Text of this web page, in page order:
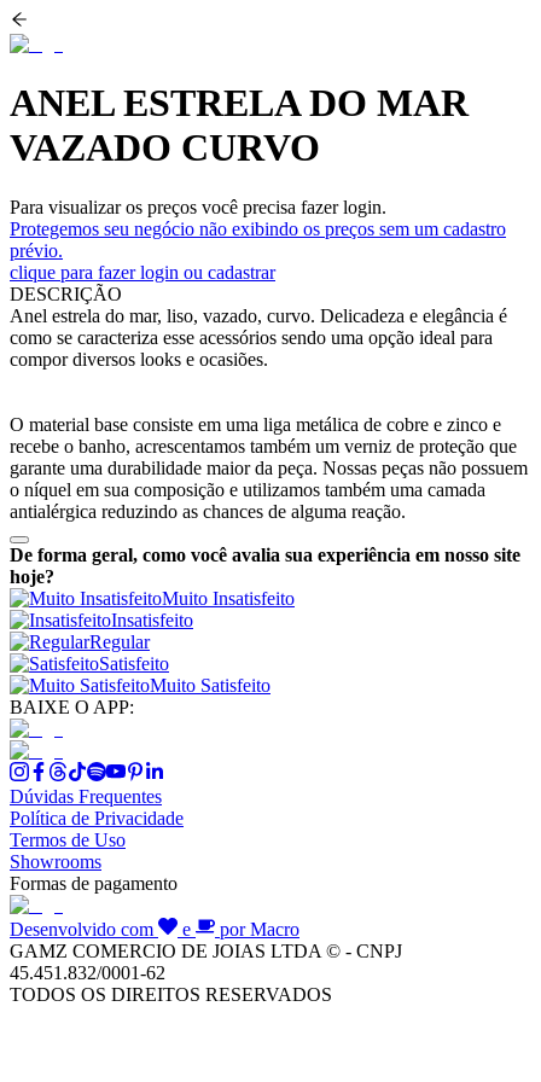
ANEL ESTRELA DO MAR
VAZADO CURVO
Para visualizar os preços você precisa fazer login.
Protegemos seu negócio não exibindo os preços sem um cadastro
prévio.
clique para fazer login ou cadastrar
DESCRIÇÃO
Anel estrela do mar, liso, vazado, curvo. Delicadeza e elegância é
como se caracteriza esse acessórios sendo uma opção ideal para
compor diversos looks e ocasiões.
O material base consiste em uma liga metálica de cobre e zinco e
recebe o banho, acrescentamos também um verniz de proteção que
garante uma durabilidade maior da peça. Nossas peças não possuem
o níquel em sua composição e utilizamos também uma camada
antialérgica reduzindo as chances de alguma reação.
De forma geral, como você avalia sua experiência em nosso site
hoje?
Muito Insatisfeito
Insatisfeito
Regular
Satisfeito
Muito Satisfeito
BAIXE O APP:
Dúvidas Frequentes
Política de Privacidade
Termos de Uso
Showrooms
Formas de pagamento
Desenvolvido com e
por Macro
GAMZ COMERCIO DE JOIAS LTDA © - CNPJ
45.451.832/0001-62
TODOS OS DIREITOS RESERVADOS